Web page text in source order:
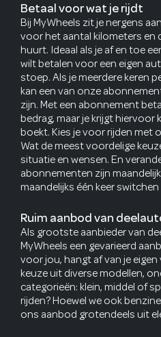
Betaal voor wat je rijdt
Bij MyWheels zit je nergens
voor het aantal kilometers en
huurt. Ideaal als je af en toe
wilt betalen voor een eigen
stoep. Als je meerdere keren
kan een van onze
zijn. Met een abonnement
bedrag, maar je krijgt hiervoor
boekt. Kies je voor rijden met
Wat de meest voordelige
situatie en wensen. En
abonnementen zijn
maandelijks één keer
Ruim aanbod van
Als grootste aanbieder van
MyWheels een gevarieerd
voor jou, hangt af van je
keuze uit diverse modellen,
categorieën: klein, middel of
rijden? Hoewel we ook
ons aanbod grotendeels uit